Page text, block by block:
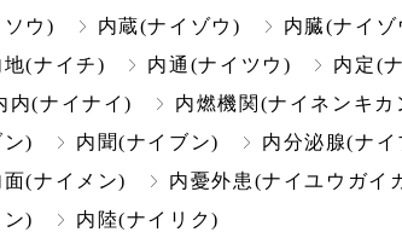
ウ) 内蔵(ナイゾウ) 内臓(ナイゾ
地(ナイチ) 内通(ナイツウ) 内定(
内(ナイナイ) 内燃機関(ナイネンキカ
) 内聞(ナイブン) 内分泌腺(ナ
面(ナイメン) 内憂外患(ナイユウガイ
) 内陸(ナイリク)